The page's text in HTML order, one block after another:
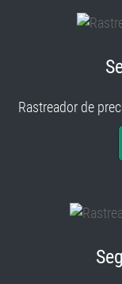
Rastreador de